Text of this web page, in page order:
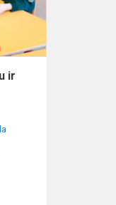
džiaugiuosi
ir